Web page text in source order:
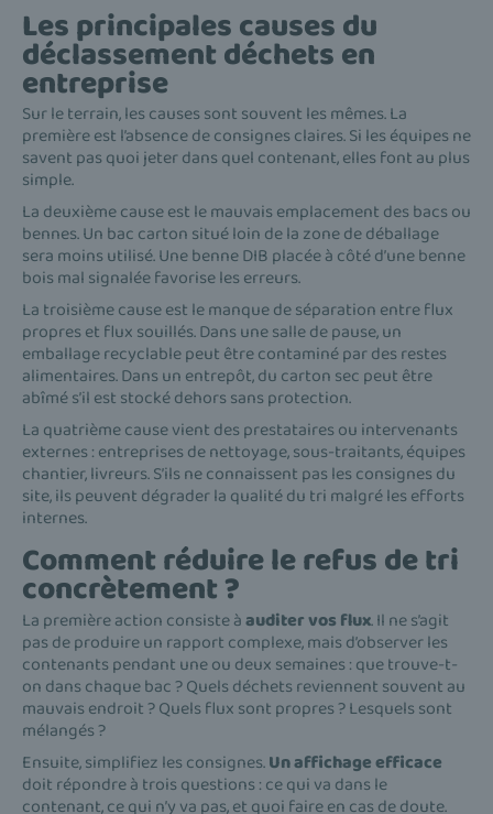
Les principales causes du
déclassement déchets en
entreprise
Sur le terrain, les causes sont souvent les mêmes. La
première est l’absence de consignes claires. Si les équipes ne
savent pas quoi jeter dans quel contenant, elles font au plus
simple.
La deuxième cause est le mauvais emplacement des bacs ou
bennes. Un bac carton situé loin de la zone de déballage
sera moins utilisé. Une benne DIB placée à côté d’une benne
bois mal signalée favorise les erreurs.
La troisième cause est le manque de séparation entre flux
propres et flux souillés. Dans une salle de pause, un
emballage recyclable peut être contaminé par des restes
alimentaires. Dans un entrepôt, du carton sec peut être
abîmé s’il est stocké dehors sans protection.
La quatrième cause vient des prestataires ou intervenants
externes : entreprises de nettoyage, sous-traitants, équipes
chantier, livreurs. S’ils ne connaissent pas les consignes du
site, ils peuvent dégrader la qualité du tri malgré les efforts
internes.
Comment réduire le refus de tri
concrètement ?
La première action consiste àauditer vos flux. Il ne s’agit
pas de produire un rapport complexe, mais d’observer les
contenants pendant une ou deux semaines : que trouve-t-
on dans chaque bac ? Quels déchets reviennent souvent au
mauvais endroit ? Quels flux sont propres ? Lesquels sont
mélangés ?
Ensuite, simplifiez les consignes.Un affichage efficace
doit répondre à trois questions : ce qui va dans le
contenant, ce qui n’y va pas, et quoi faire en cas de doute.